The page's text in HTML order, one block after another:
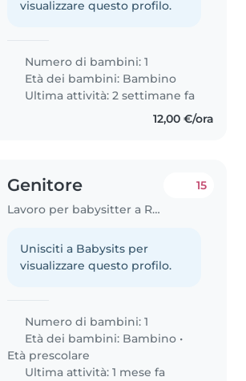
visualizzare questo profilo.
Numero di bambini: 1
Età dei bambini: Bambino
Ultima attività: 2 settimane fa
12,00 €/ora
Genitore
Lavoro per babysitter a Roma
15
Unisciti a Babysits per
visualizzare questo profilo.
Numero di bambini: 1
Età dei bambini: Bambino •
Età prescolare
Ultima attività: 1 mese fa